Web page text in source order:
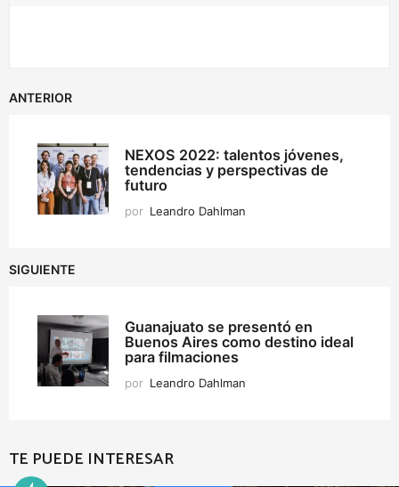
ANTERIOR
NEXOS 2022: talentos jóvenes,
tendencias y perspectivas de
futuro
por Leandro Dahlman
SIGUIENTE
Guanajuato se presentó en
Buenos Aires como destino ideal
para filmaciones
por Leandro Dahlman
TE PUEDE INTERESAR